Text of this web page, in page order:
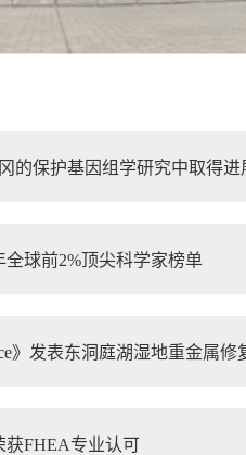
的保护基因组学研究中取得进
全球前2%顶尖科学家榜单
》发表东洞庭湖湿地重金属修
获FHEA专业认可